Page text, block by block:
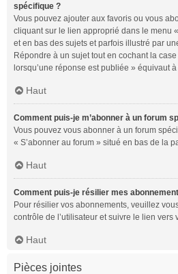
spécifique ?
Vous pouvez ajouter aux favoris ou vous
cliquant sur le lien approprié dans le menu
et en bas des sujets et parfois illustré par
Répondre à un sujet tout en cochant la
lorsqu’une réponse est publiée » équivaut
Haut
Comment puis-je m’abonner à un forum
Vous pouvez vous abonner à un forum
« S’abonner au forum » situé en bas de la
Haut
Comment puis-je résilier mes
Pour résilier vos abonnements, veuillez
contrôle de l’utilisateur et suivre le lien vers
Haut
Pièces jointes